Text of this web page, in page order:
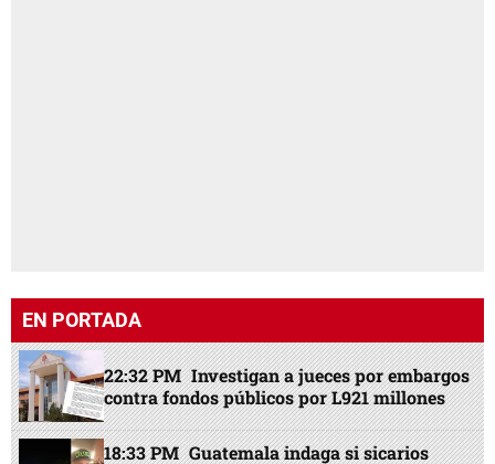
EN PORTADA
22:32 PM Investigan a jueces por embargos
contra fondos públicos por L921 millones
18:33 PM Guatemala indaga si sicarios